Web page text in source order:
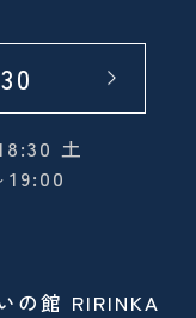
土
19:00
の館 RIRINKA